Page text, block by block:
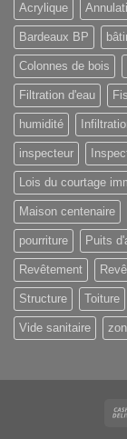
Acrylique
Bardeaux BP
Colonnes de bois
Filtration d'eau
humidité
inspecteur
Lois du courtage
Maison centenaire
pourriture Puits
Revêtement
Structure Toiture
Vide sanitaire